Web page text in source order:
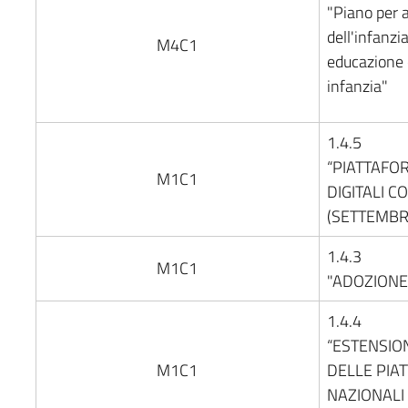
M4C1
"Piano per
infanzia"
M1C1
1.4.5
DIGITALI
M1C1
1.4.3
M1C1
1.4.4
DELLE